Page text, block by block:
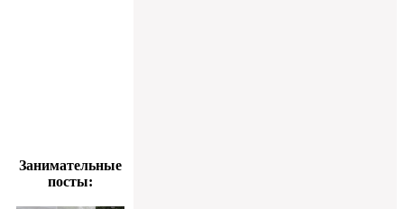
Занимательные
посты: